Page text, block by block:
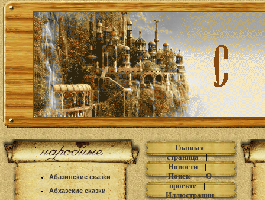
Абазинские сказки
Абхазские сказки
Главная
страница|
Новости|
Поиск|О
проекте|
Иллюстрации